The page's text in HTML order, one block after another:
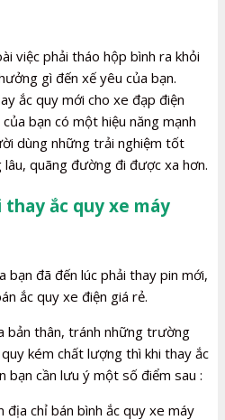
việc phải tháo hộp bình ra khỏi
gì đến xế yêu của bạn.
ắc quy mới cho xe đạp điện
bạn có một hiệu năng mạnh
dùng những trải nghiệm tốt
quãng đường đi được xa hơn.
ắc quy xe máy
bạn đã đến lúc phải thay pin mới,
ắc quy xe điện giá rẻ.
bản thân, tránh những trường
kém chất lượng thì khi thay ắc
bạn cần lưu ý một số điểm sau :
địa chỉ bán bình ắc quy xe máy